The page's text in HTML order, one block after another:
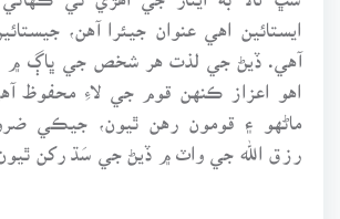
ايستائين اهي عنوان جيئرا آهن،
آهي. ڏيڻ جي لذت هر شخص جي ڀاڳ ۾
اهو اعزاز ڪنهن قوم جي لاءِ محفوظ
ماڻهو ۽ قومون رهن ٿيون، جيڪي
رزق الله جي واٽ ۾ ڏيڻ جي سَڌ رکن